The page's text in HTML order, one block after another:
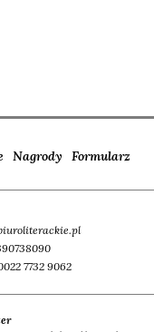
Nagrody Formularz
7732 9062